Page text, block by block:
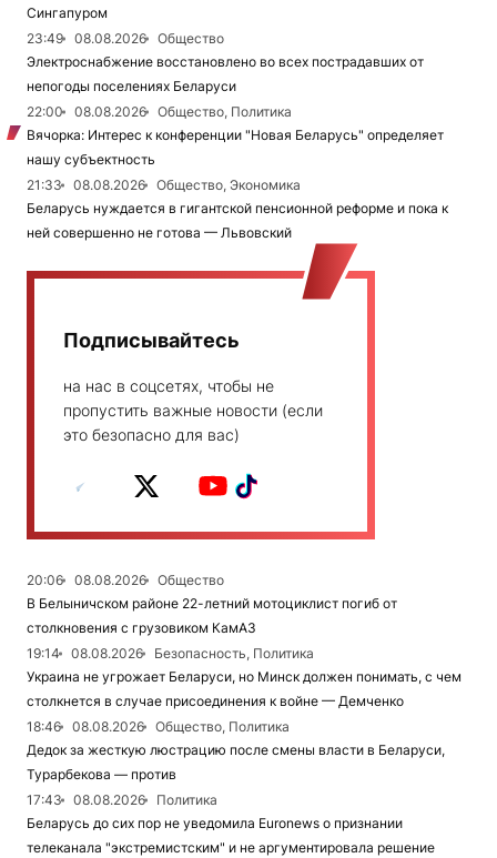
Сингапуром
23:49
08.08.2026
Общество
Электроснабжение восстановлено во всех пострадавших от
непогоды поселениях Беларуси
22:00
08.08.2026
Общество, Политика
Вячорка: Интерес к конференции "Новая Беларусь" определяет
нашу субъектность
21:33
08.08.2026
Общество, Экономика
Беларусь нуждается в гигантской пенсионной реформе и пока к
ней совершенно не готова — Львовский
Подписывайтесь
на нас в соцсетях, чтобы не
пропустить важные новости (если
это безопасно для вас)
20:06 08.08.2026
Общество
В Белыничском районе 22-летний мотоциклист погиб от
столкновения с грузовиком КамАЗ
19:14
08.08.2026
Безопасность, Политика
Украина не угрожает Беларуси, но Минск должен понимать, с чем
столкнется в случае присоединения к войне — Демченко
18:46
08.08.2026
Общество, Политика
Дедок за жесткую люстрацию после смены власти в Беларуси,
Турарбекова — против
17:43
08.08.2026
Политика
Беларусь до сих пор не уведомила Euronews о признании
телеканала "экстремистским" и не аргументировала решение